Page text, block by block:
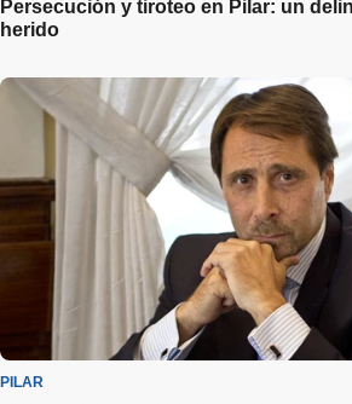
Persecución y tiroteo en Pilar: un
herido
PILAR